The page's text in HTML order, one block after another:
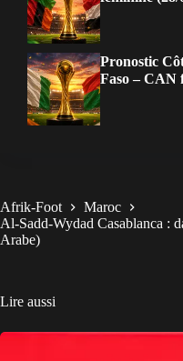
Pronostic
Faso – CAN
Afrik-Foot
Maroc
Al-Sadd-Wydad Casablanca :
Arabe)
Lire aussi